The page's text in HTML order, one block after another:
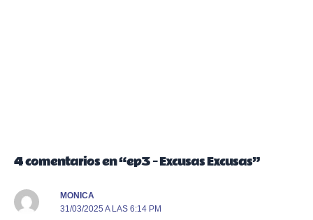
4 comentarios en “ep3 – Excusas Excusas”
MONICA
31/03/2025 A LAS 6:14 PM